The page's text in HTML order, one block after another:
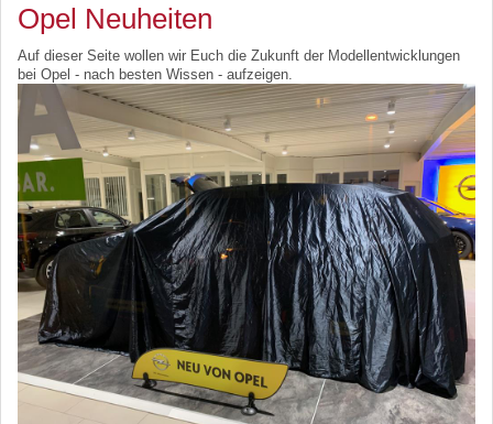
Opel Neuheiten
Auf dieser Seite wollen wir Euch die Zukunft der Modellentwicklungen
bei Opel - nach besten Wissen - aufzeigen.